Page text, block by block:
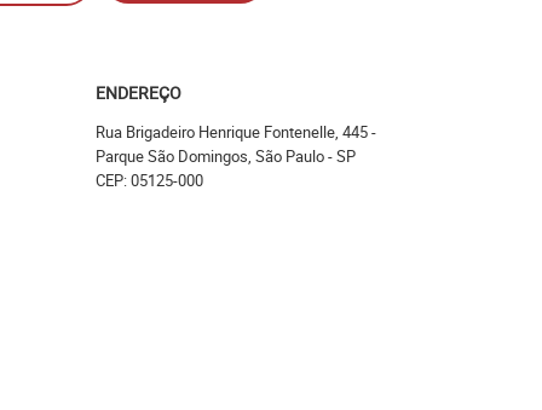
ENDEREÇO
Rua Brigadeiro Henrique Fontenelle, 445-
Parque São Domingos, São Paulo-SP
CEP: 05125-000